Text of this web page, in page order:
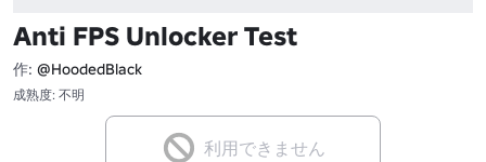
Anti FPS Unlocker Test
作: @HoodedBlack
成熟度: 不明
利用できません